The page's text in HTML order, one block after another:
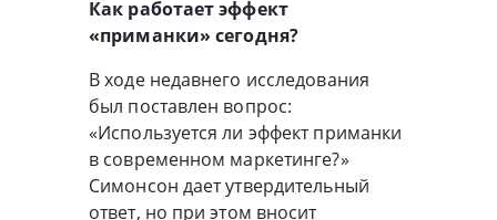
Как работает эффект
«приманки» сегодня?
В ходе недавнего исследования
был поставлен вопрос:
«Используется ли эффект приманки
в современном маркетинге?»
Симонсон дает утвердительный
ответ, но при этом вносит